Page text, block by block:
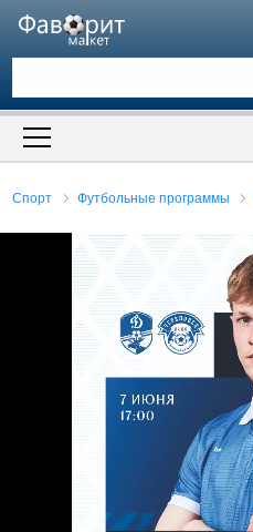
Искать также в описании
Спорт Футбольные программы